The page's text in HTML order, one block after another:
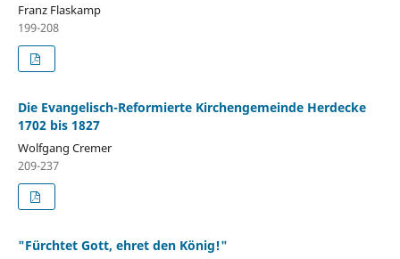
Franz Flaskamp
199-208
Die Evangelisch-Reformierte Kirchengemeinde Herdecke
1702 bis 1827
Wolfgang Cremer
209-237
"Fürchtet Gott, ehret den König!"